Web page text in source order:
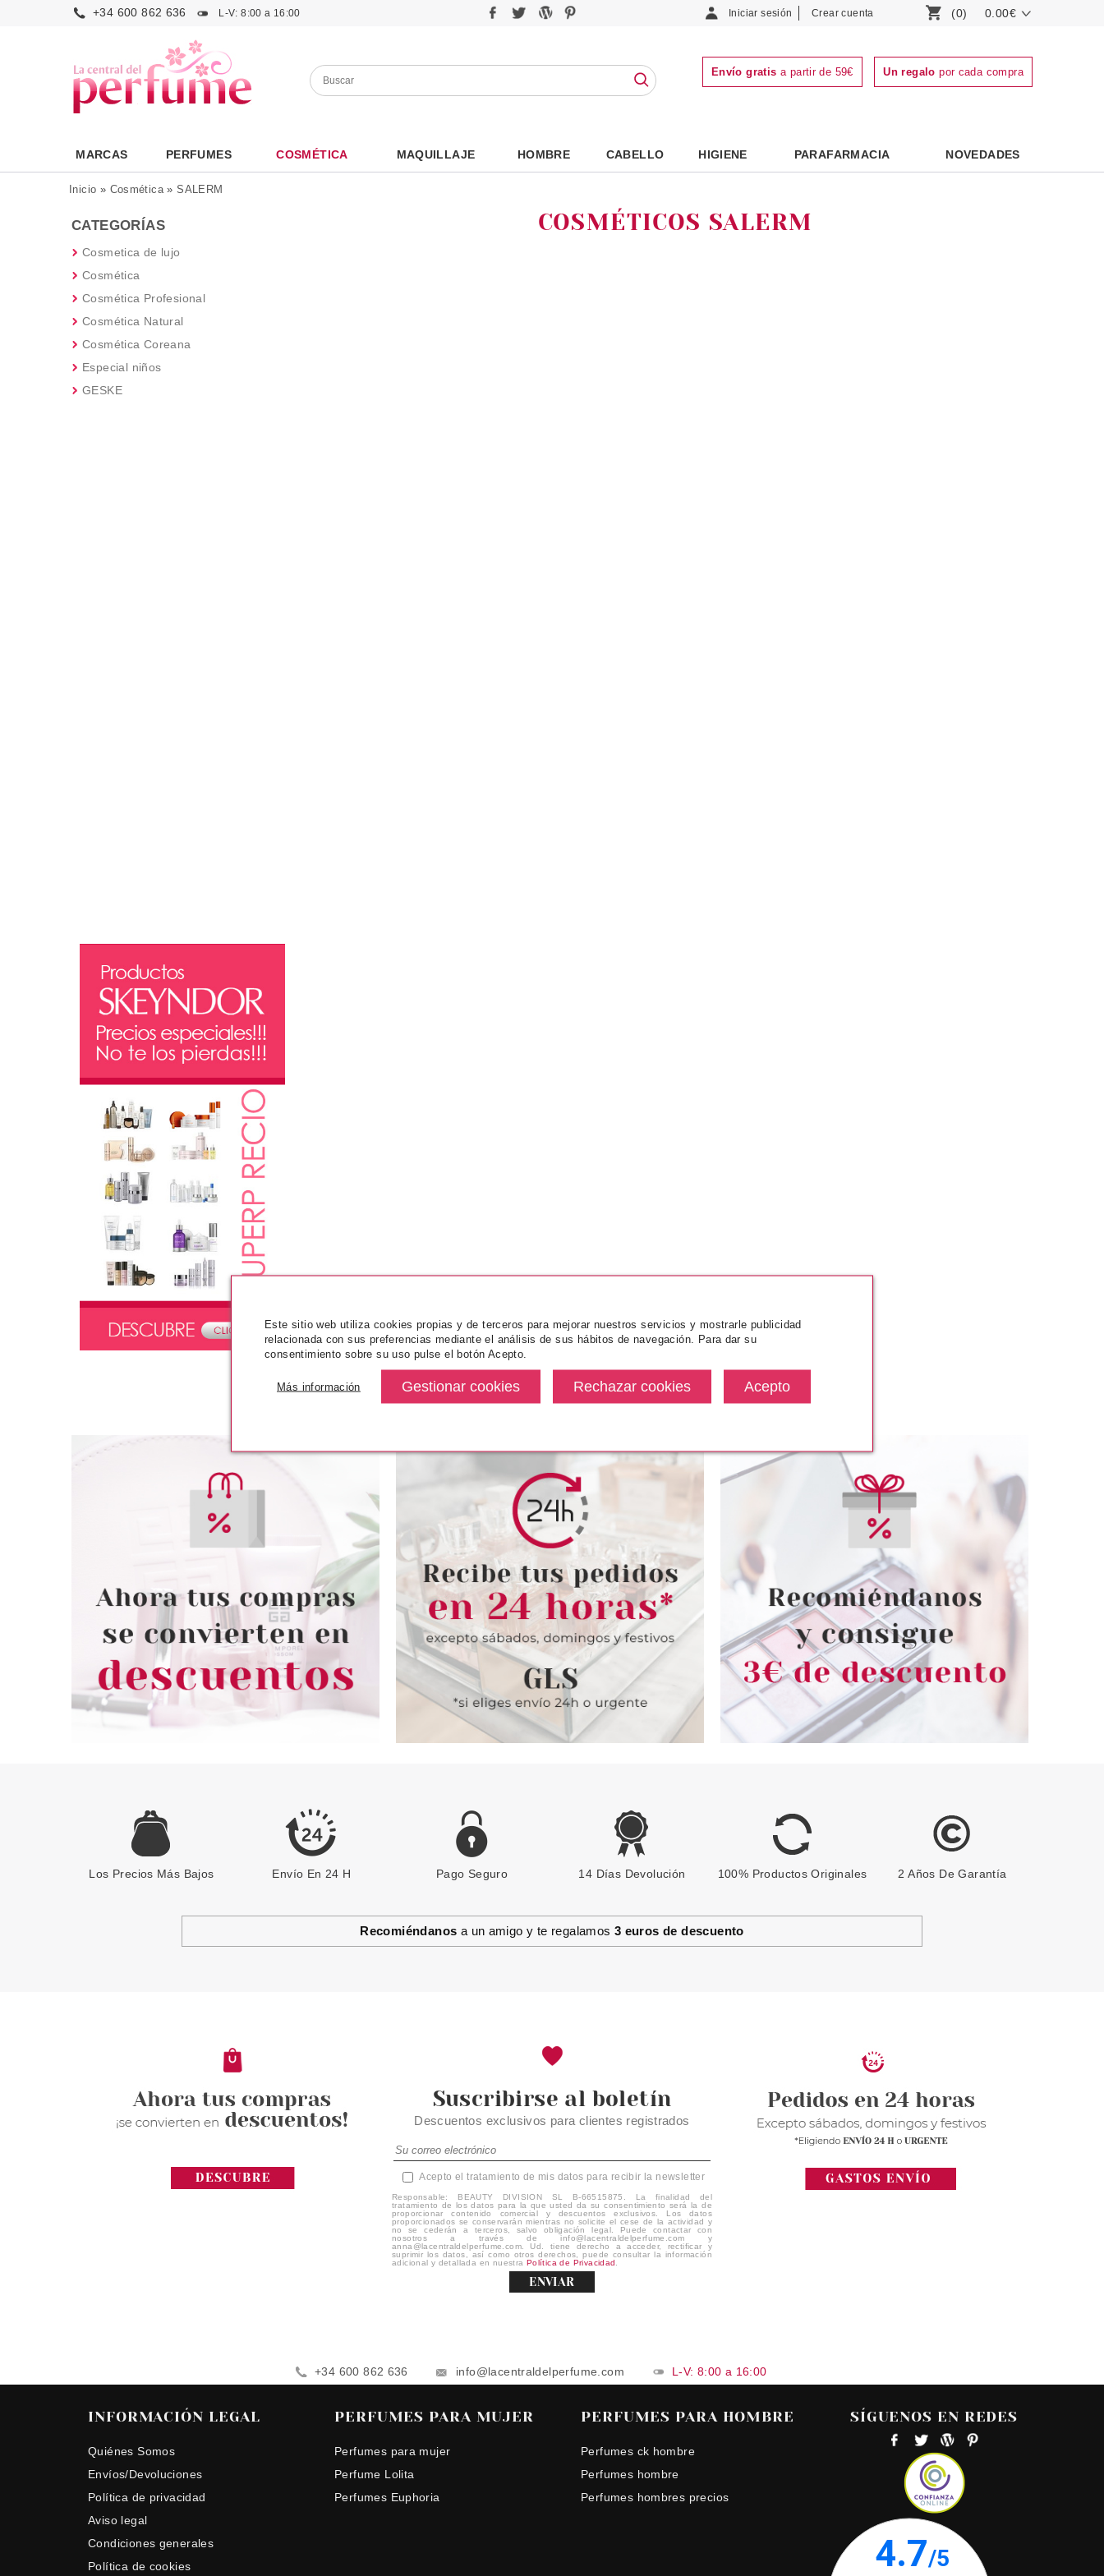
+34 600 862 636 L-V: 8:00 a 16:00 Iniciar sesión Crear cuenta (0) 0.00€
Envío gratis a partir de 59€ Un regalo por cada compra
MARCAS PERFUMES COSMÉTICA MAQUILLAJE HOMBRE CABELLO HIGIENE PARAFARMACIA NOVEDADES
Inicio » Cosmética»SALERM
CATEGORÍAS
Cosmetica de lujo
Cosmética
Cosmética Profesional
Cosmética Natural
Cosmética Coreana
Especial niños
GESKE
COSMÉTICOS SALERM
Los Precios Más Bajos Envío En 24 H Pago Seguro 14 Días Devolución 100% Productos Originales 2 Años De Garantía
Recomiéndanos a un amigo y te regalamos 3 euros de descuento
Suscribirse al boletín
Descuentos exclusivos para clientes registrados
Acepto el tratamiento de mis datos para recibir la newsletter
Responsable: BEAUTY DIVISION SL B-66515875. La finalidad del
tratamiento de los datos para la que usted da su consentimiento será la de
proporcionar contenido comercial y descuentos exclusivos. Los datos
proporcionados se conservarán mientras no solicite el cese de la actividad y
no se cederán a terceros, salvo obligación legal. Puede contactar con
nosotros a través de info@lacentraldelperfume.com y
anna@lacentraldelperfume.com. Ud. tiene derecho a acceder, rectificar y
suprimir los datos, así como otros derechos, puede consultar la información
adicional y detallada en nuestra Política de Privacidad
ENVIAR
+34 600 862 636 info@lacentraldelperfume.com L-V: 8:00 a 16:00
INFORMACIÓN LEGAL
Quiénes Somos
Envíos/Devoluciones
Política de privacidad
Aviso legal
Condiciones generales
Política de cookies
PERFUMES PARA MUJER
Perfumes para mujer
Perfume Lolita
Perfumes Euphoria
PERFUMES PARA HOMBRE
Perfumes ck hombre
Perfumes hombre
Perfumes hombres precios
SÍGUENOS EN REDES
Este sitio web utiliza cookies propias y de terceros para mejorar nuestros servicios y mostrarle publicidad
relacionada con sus preferencias mediante el análisis de sus hábitos de navegación. Para dar su
consentimiento sobre su uso pulse el botón Acepto.
Más información